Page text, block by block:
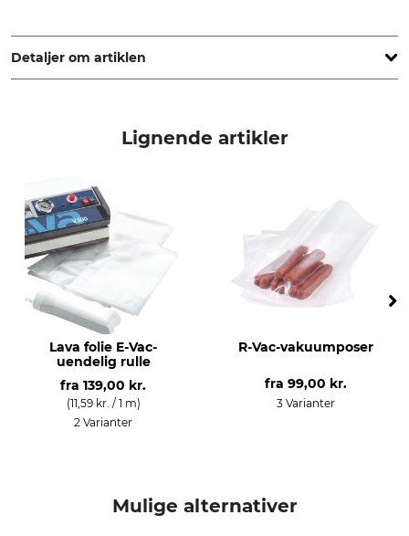
Saulgau, Germany, www.la-va.com
Detaljer om artiklen
trykvisning
manometer
maks. undertryk
væskeudskiller
standardindhold
svejsesøm
vakuumpakninger efter
hinanden
op til 1000 stk. uden
overophedning
svejsebåndslængde op til
produktion
Made in Germany
Lignende artikler
Lava folie E-Vac-
uendelig rulle
fra 139,00 kr.
(11,59 kr. / 1 m)
2 Varianter
R-Vac-vakuumposer
fra 99,00 kr.
3 Varianter
Mulige alternativer